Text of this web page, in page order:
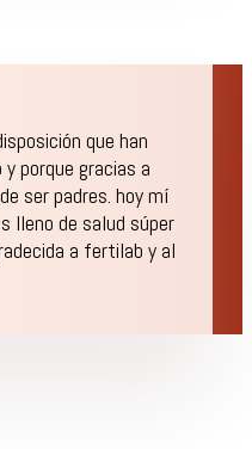
que han
porque gracias a
ser padres. hoy mí
lleno de salud súper
a fertilab y al